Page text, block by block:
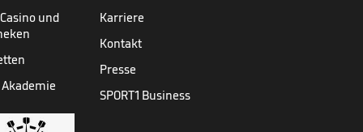
und
Akademie
Karriere
Kontakt
Presse
SPORT1 Business